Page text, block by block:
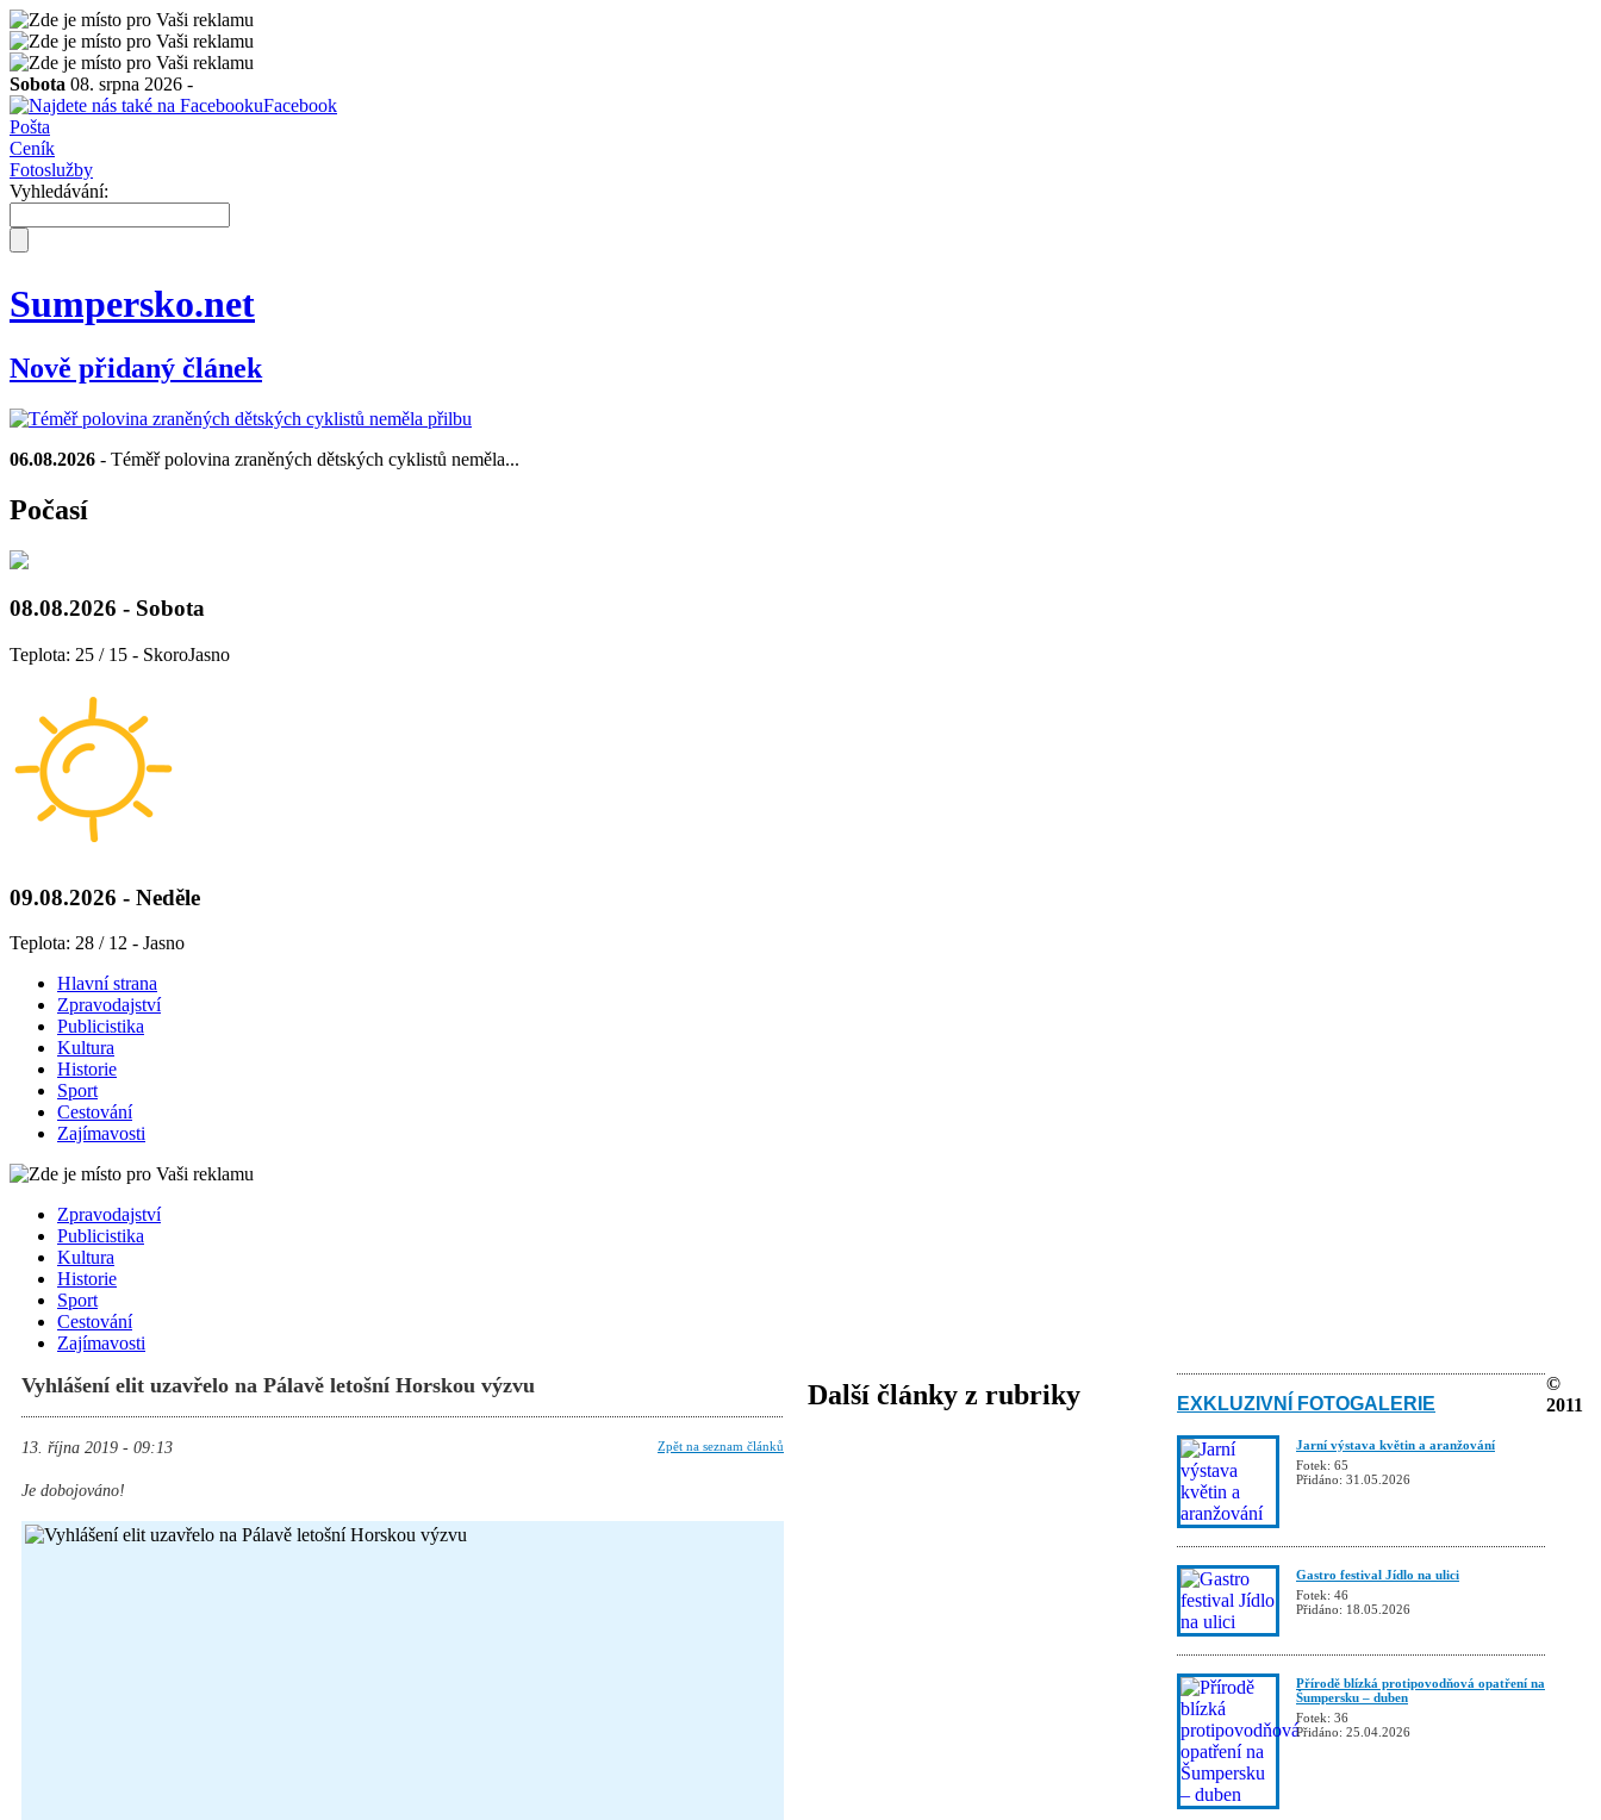
Sobota 08. srpna 2026 -
Facebook
Pošta
Ceník
Fotoslužby
Vyhledávání:
Sumpersko.net
Nově přidaný článek
06.08.2026 - Téměř polovina zraněných dětských cyklistů neměla...
Počasí
08.08.2026 - Sobota
Teplota: 25 / 15 - SkoroJasno
09.08.2026 - Neděle
Teplota: 28 / 12 - Jasno
Hlavní strana
Zpravodajství
Publicistika
Kultura
Historie
Sport
Cestování
Zajímavosti
Zpravodajství
Publicistika
Kultura
Historie
Sport
Cestování
Zajímavosti
Vyhlášení elit uzavřelo na Pálavě letošní Horskou výzvu
13. října 2019 - 09:13 Zpět na seznam článků
Je dobojováno!
Další články z rubriky EXKLUZIVNÍ FOTOGALERIE
Jarní výstava květin a aranžování
Fotek: 65
Přidáno: 31.05.2026
Gastro festival Jídlo na ulici
Fotek: 46
Přidáno: 18.05.2026
Přírodě blízká protipovodňová opatření na
Šumpersku – duben
Fotek: 36
Přidáno: 25.04.2026
©
2011